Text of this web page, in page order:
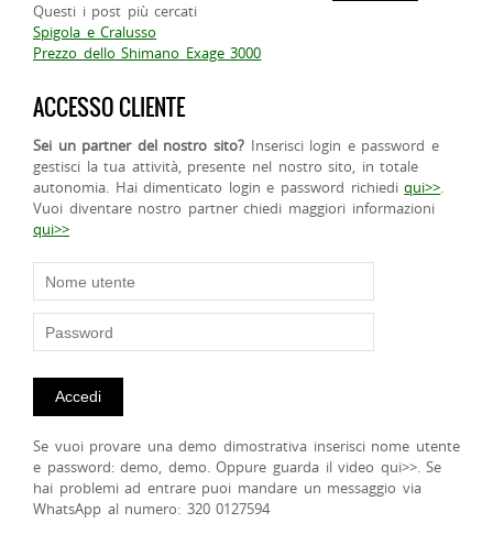
Questi i post più cercati
Spigola e Cralusso
Prezzo dello Shimano Exage 3000
ACCESSO CLIENTE
Sei un partner del nostro sito? Inserisci login e password e
gestisci la tua attività, presente nel nostro sito, in totale
autonomia. Hai dimenticato login e password richiediqui>>.
Vuoi diventare nostro partner chiedi maggiori informazioni
qui>>
Se vuoi provare una demo dimostrativa inserisci nome utente
e password: demo, demo. Oppure guarda il video qui>>. Se
hai problemi ad entrare puoi mandare un messaggio via
WhatsApp al numero: 320 0127594